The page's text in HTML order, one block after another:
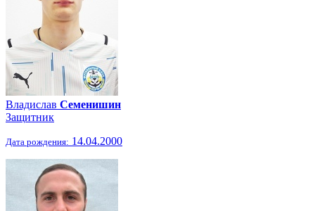
Владислав Семенишин
Защитник
Дата рождения: 14.04.2000